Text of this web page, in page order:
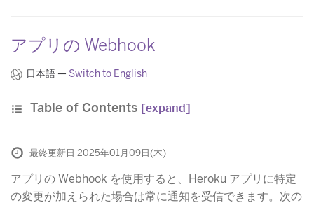
アプリの Webhook
日本語 — Switch to English
Table of Contents [expand]
最終更新日 2025年01月09日(木)
アプリの Webhook を使用すると、Heroku アプリに特定
の変更が加えられた場合は常に通知を受信できます。次の